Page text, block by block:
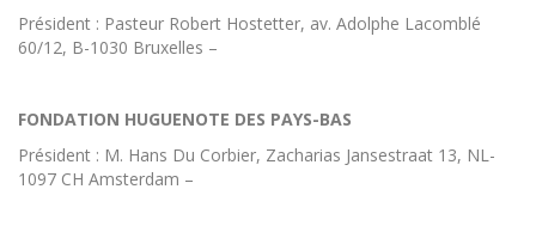
Président : Pasteur Robert Hostetter, av. Adolphe Lacomblé
60/12, B-1030 Bruxelles –
FONDATION HUGUENOTE DES PAYS-BAS
Président : M. Hans Du Corbier, Zacharias Jansestraat 13, NL-
1097 CH Amsterdam –